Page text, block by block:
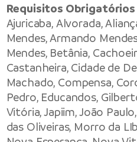
Requisitos Obrigatórios
Ajuricaba, Alvorada,
Mendes, Armando
Mendes, Betânia,
Castanheira, Cidade de
Machado, Compensa,
Pedro, Educandos,
Vitória, Japiim, João
das Oliveiras, Morro da